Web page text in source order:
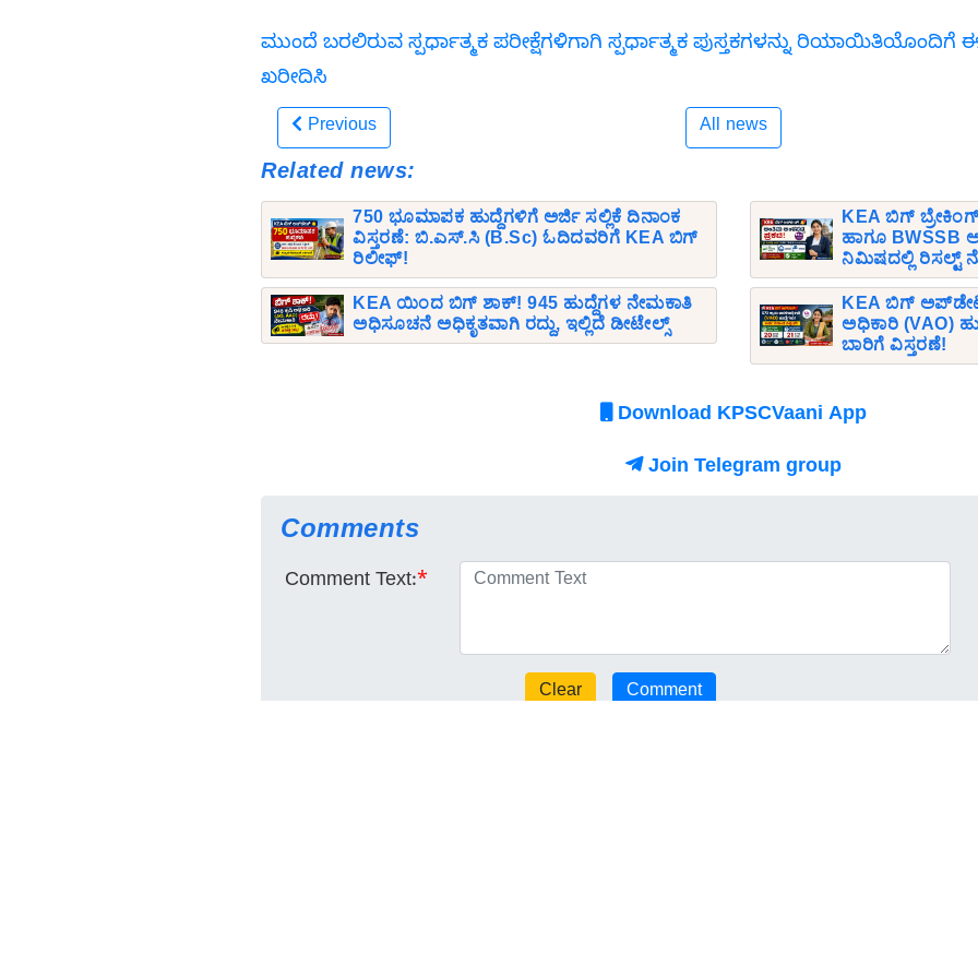
ಮುಂದೆ ಬರಲಿರುವ ಸ್ಪರ್ಧಾತ್ಮಕ ಪರೀಕ್ಷೆಗಳಿಗಾಗಿ ಸ್ಪರ್ಧಾತ್ಮಕ ಪುಸ್ತಕಗಳನ್ನು
ಖರೀದಿಸಿ
Previous All news
Related news:
750 ಭೂಮಾಪಕ ಹುದ್ದೆಗಳಿಗೆ ಅರ್ಜಿ ಸಲ್ಲಿಕೆ ದಿನಾಂಕ
ವಿಸ್ತರಣೆ: ಬಿ.ಎಸ್.ಸಿ (B.Sc) ಓದಿದವರಿಗೆ KEA ಬಿಗ್
ರಿಲೀಫ್!
KEA ಬಿಗ್
ಹಾಗೂ BWSSB
ನಿಮಿಷದಲ್ಲಿ ರಿಸಲ್ಟ್
KEA ಯಿಂದ ಬಿಗ್ ಶಾಕ್! 945 ಹುದ್ದೆಗಳ ನೇಮಕಾತಿ
ಅಧಿಸೂಚನೆ ಅಧಿಕೃತವಾಗಿ ರದ್ದು, ಇಲ್ಲಿದೆ ಡೀಟೇಲ್ಸ್
KEA ಬಿಗ್
ಅಧಿಕಾರಿ (VAO)
ಬಾರಿಗೆ ವಿಸ್ತರಣೆ!
Download KPSCVaani App
Join Telegram group
Comments
Comment Text:*